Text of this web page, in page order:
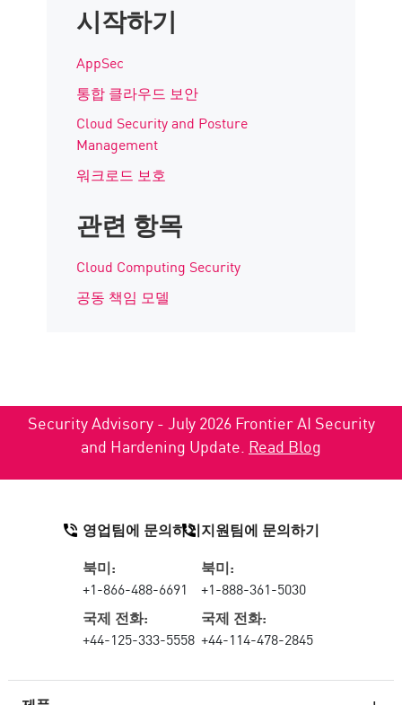
시작하기
AppSec
통합 클라우드 보안
Cloud Security and Posture
Management
워크로드 보호
관련 항목
Cloud Computing Security
공동 책임 모델
Security Advisory - July 2026 Frontier AI Security
and Hardening Update. Read Blog
영업팀에 문의하기
북미:
+1-866-488-6691
국제 전화:
+44-125-333-5558
지원팀에 문의하기
북미:
+1-888-361-5030
국제 전화:
+44-114-478-2845